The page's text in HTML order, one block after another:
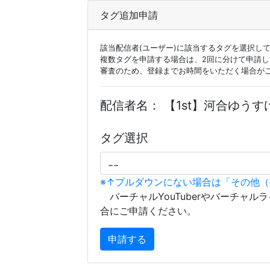
タグ追加申請
該当配信者(ユーザー)に該当するタグを選択し
複数タグを申請する場合は、2回に分けて申請
審査のため、登録までお時間をいただく場合が
配信者名： 【1st】河合ゆう
タグ選択
※↑プルダウンにない場合は「その他
バーチャルYouTuberやバーチャル
合にご申請ください。
申請する